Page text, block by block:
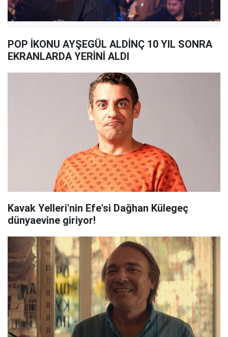
POP İKONU AYŞEGÜL ALDİNÇ 10 YIL SONRA
EKRANLARDA YERİNİ ALDI
Kavak Yelleri'nin Efe'si Dağhan Külegeç
dünyaevine giriyor!